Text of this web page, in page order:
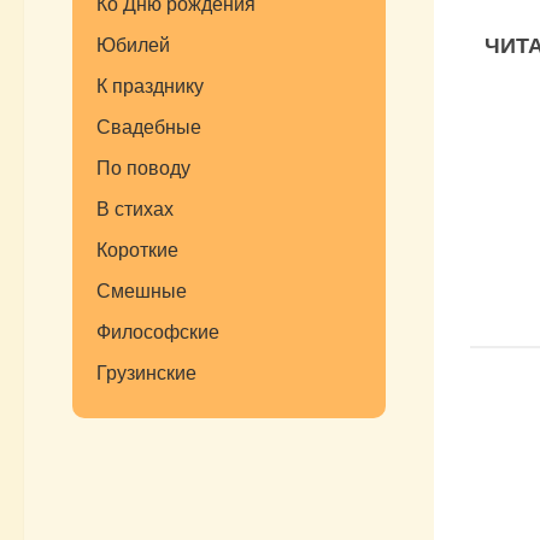
Юбилей
К празднику
Свадебные
По поводу
В стихах
Короткие
Смешные
Философские
Грузинские